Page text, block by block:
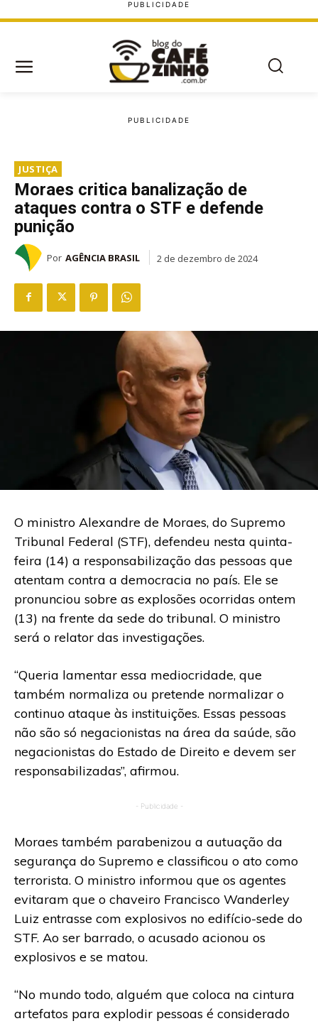
JUSTIÇA
Moraes critica banalização de
ataques contra o STF e defende
punição
Por AGÊNCIA BRASIL 2 de dezembro de 2024
O ministro Alexandre de Moraes, do Supremo
Tribunal Federal (STF), defendeu nesta quinta-
feira (14) a responsabilização das pessoas que
atentam contra a democracia no país. Ele se
pronunciou sobre as explosões ocorridas ontem
(13) na frente da sede do tribunal. O ministro
será o relator das investigações.
“Queria lamentar essa mediocridade, que
também normaliza ou pretende normalizar o
continuo ataque às instituições. Essas pessoas
não são só negacionistas na área da saúde, são
negacionistas do Estado de Direito e devem ser
responsabilizadas”, afirmou.
- Publicidade -
Moraes também parabenizou a autuação da
segurança do Supremo e classificou o ato como
terrorista. O ministro informou que os agentes
evitaram que o chaveiro Francisco Wanderley
Luiz entrasse com explosivos no edifício-sede do
STF. Ao ser barrado, o acusado acionou os
explosivos e se matou.
“No mundo todo, alguém que coloca na cintura
artefatos para explodir pessoas é considerado